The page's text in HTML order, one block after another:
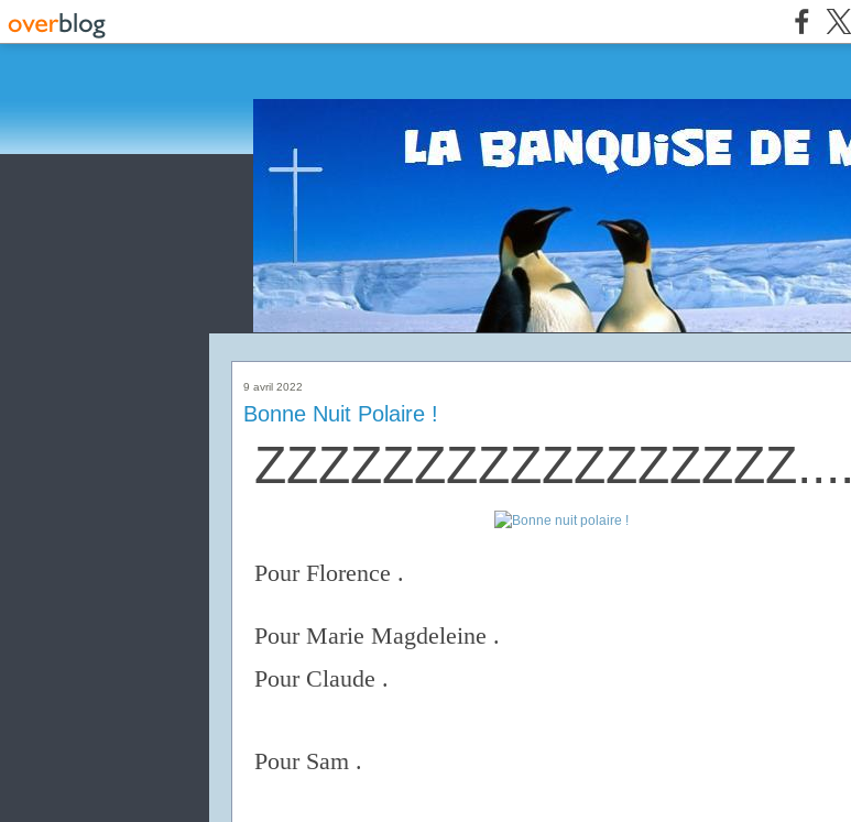
9 avril 2022
Bonne Nuit Polaire !
ZZZZZZZZZZZZZZZZZ....
Pour Florence .
Pour Marie Magdeleine .
Pour Claude .
Pour Sam .